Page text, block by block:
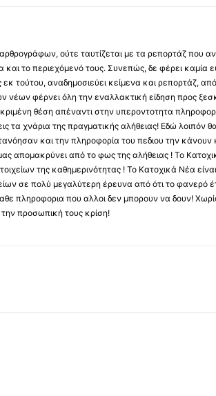
ούτε ταυτίζεται με τα ρεπορτάζ που
και το περιεχόμενό τους. Συνεπώς, δε φέρει
τούτου, αναδημοσιεύει κείμενα και ρεπορτάζ,
φέρνει όλη την εναλλακτική είδηση προς
θέση απέναντι στην υπεροντοτητα
τα χνάρια της πραγματικής αλήθειας! Εδώ λοιπόν
και την πληροφορία του πεδιου την κάνουν
απομακρύνει από το φως της αλήθειας ! Το
της καθημερινότητας ! Το Κατοχικά Νέα
σε πολύ μεγαλύτερη έρευνα από ότι το φανερό
πληροφορια που αλλοι δεν μπορουν να δουν!
προσωπική τους κρίση!